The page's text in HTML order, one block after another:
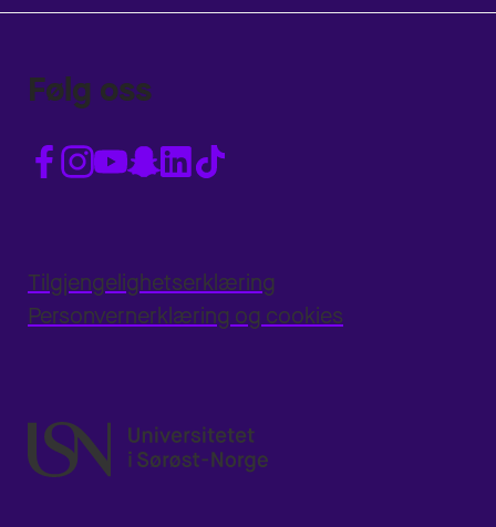
Følg oss
Tilgjengelighetserklæring
Personvernerklæring og cookies